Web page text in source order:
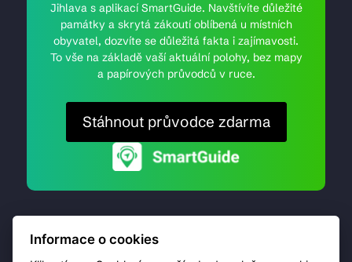
Jihlava s aplikací SmartGuide. Navštívíte důležité
památky a skrytá zákoutí oblíbená u místních
obyvatel, dozvíte se důležitá fakta i zajímavosti.
To vše na základě vaší aktuální polohy, bez mapy
a papírových průvodců v ruce.
Stáhnout průvodce zdarma
Informace o cookies